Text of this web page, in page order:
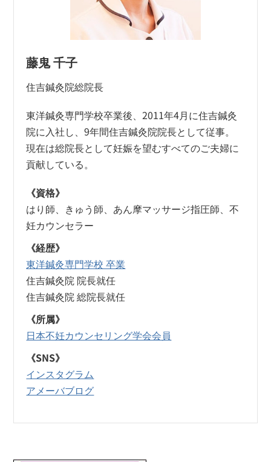
藤鬼 千子
住吉鍼灸院総院長
東洋鍼灸専門学校卒業後、2011年4月に住吉鍼灸
院に入社し、9年間住吉鍼灸院院長として従事。
現在は総院長として妊娠を望むすべてのご夫婦に
貢献している。
《資格》
はり師、きゅう師、あん摩マッサージ指圧師、不
妊カウンセラー
《経歴》
東洋鍼灸専門学校 卒業
住吉鍼灸院 院長就任
住吉鍼灸院 総院長就任
《所属》
日本不妊カウンセリング学会会員
《SNS》
インスタグラム
アメーバブログ